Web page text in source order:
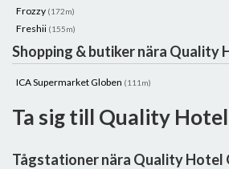
Frozzy (172m)
Freshii (155m)
Shopping & butiker nära Quality
ICA Supermarket Globen (111m)
Ta sig till Quality
Tågstationer nära Quality Hotel